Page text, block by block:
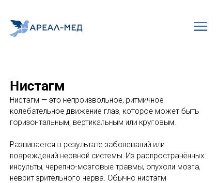
Нистагм
Нистагм — это непроизвольное, ритмичное
колебательное движение глаз, которое может быть
горизонтальным, вертикальным или круговым.
Развивается в результате заболеваний или
повреждений нервной системы. Из распространённых:
инсульты, черепно-мозговые травмы, опухоли мозга,
неврит зрительного нерва. Обычно нистагм